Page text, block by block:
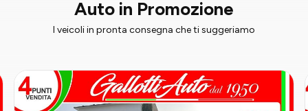
Auto in Promozione
I veicoli in pronta consegna che ti suggeriamo